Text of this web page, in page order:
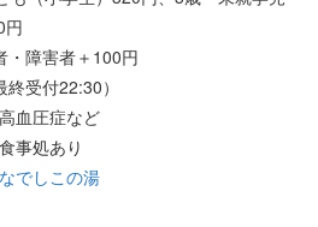
円
・障害者＋100円
受付22:30）
血圧症など
事処あり
でしこの湯